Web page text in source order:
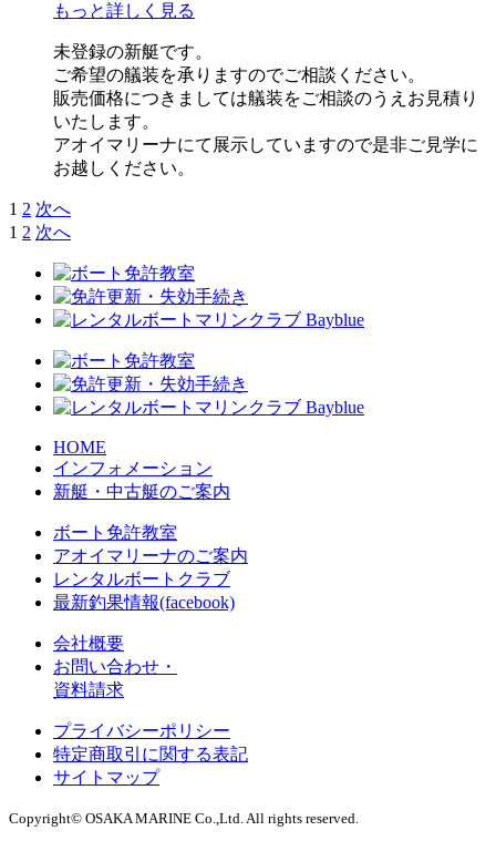
もっと詳しく見る
未登録の新艇です。
ご希望の艤装を承りますのでご相談ください。
販売価格につきましては艤装をご相談のうえお見積り
いたします。
アオイマリーナにて展示していますので是非ご見学に
お越しください。
1 2 次へ
1 2 次へ
HOME
インフォメーション
新艇・中古艇のご案内
ボート免許教室
アオイマリーナのご案内
レンタルボートクラブ
最新釣果情報(facebook)
会社概要
お問い合わせ・
資料請求
プライバシーポリシー
特定商取引に関する表記
サイトマップ
Copyright© OSAKA MARINE Co.,Ltd. All rights reserved.